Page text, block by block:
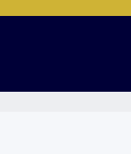
Tagged